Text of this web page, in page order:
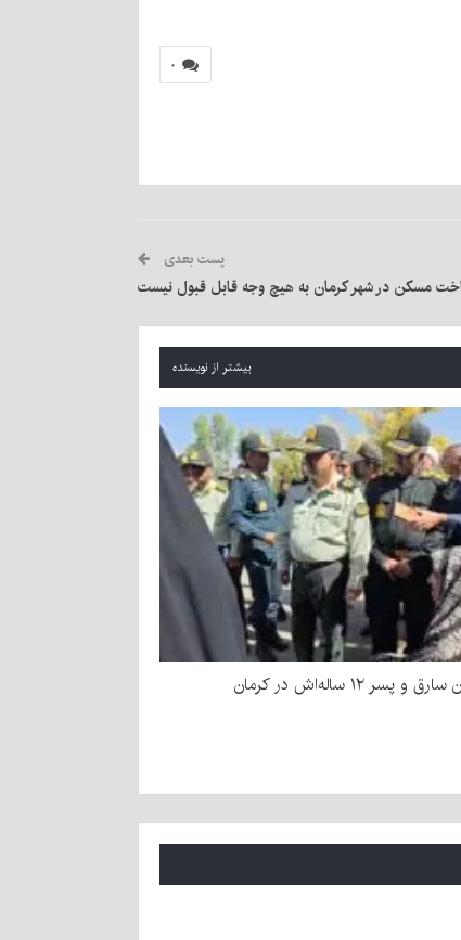
۰
پست بعدی
مسکن در شهر کرمان به هیچ وجه قابل قبول نیست
بیشتر از نویسنده
۱۲ ساله‌اش در کرمان